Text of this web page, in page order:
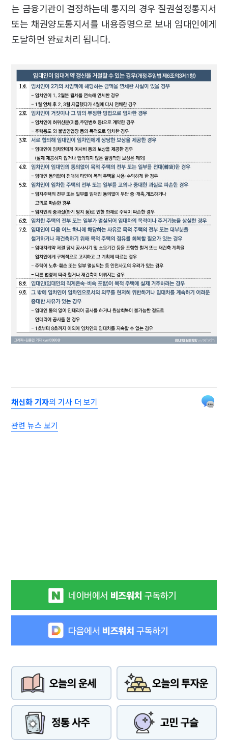
는 금융기관이 결정하는데 통지의 경우 질권설정통지서
또는 채권양도통지서를 내용증명으로 보내 임대인에게
도달하면 완료처리 됩니다.
채신화 기자의 기사 더 보기
관련 뉴스 보기